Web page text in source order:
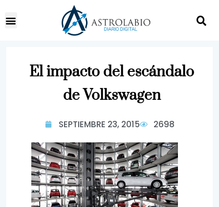
El impacto del escándalo
de Volkswagen
SEPTIEMBRE 23, 2015 2698